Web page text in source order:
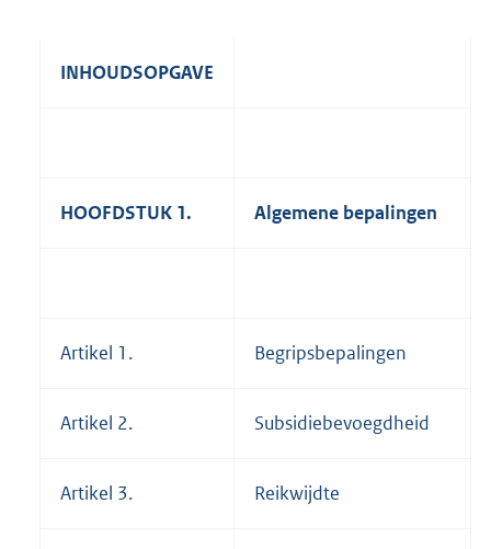
INHOUDSOPGAVE
HOOFDSTUK 1. Algemene bepalingen
Artikel 1. Begripsbepalingen
Artikel 2. Subsidiebevoegdheid
Artikel 3. Reikwijdte